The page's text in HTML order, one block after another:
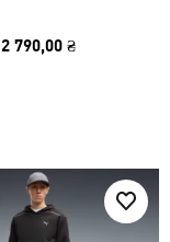
2 790,00 ₴